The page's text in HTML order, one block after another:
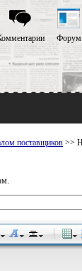
Форум
поставщиков >>
-
-